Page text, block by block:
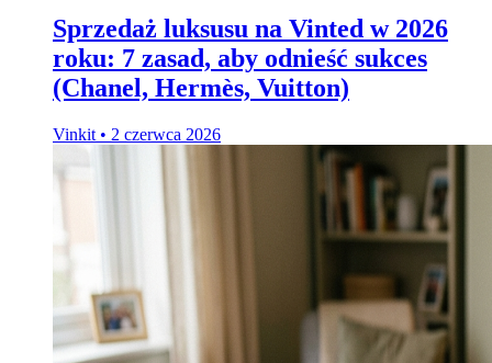
Sprzedaż luksusu na Vinted w 2026
roku: 7 zasad, aby odnieść sukces
(Chanel, Hermès, Vuitton)
Vinkit • 2 czerwca 2026